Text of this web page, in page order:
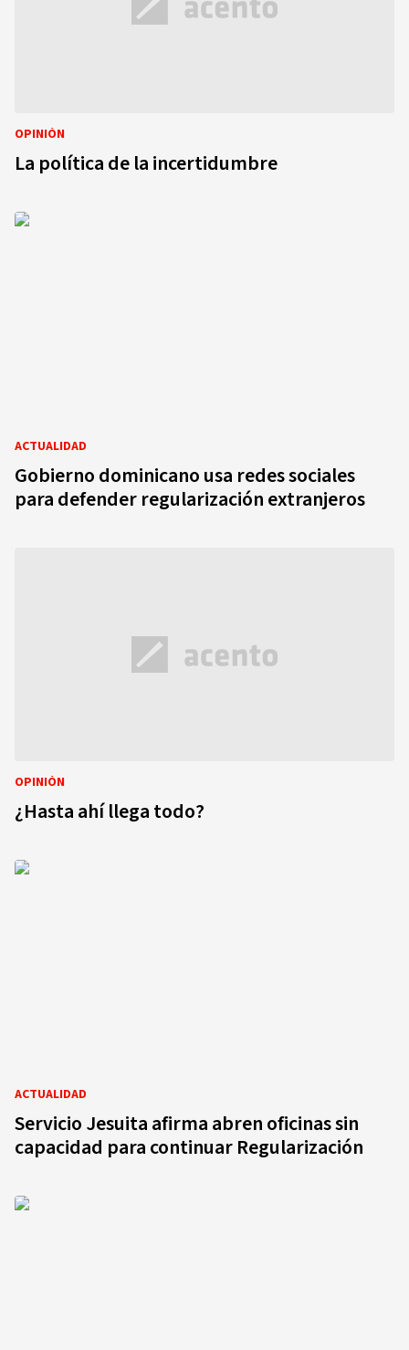
OPINIÓN
La política de la incertidumbre
ACTUALIDAD
Gobierno dominicano usa redes sociales
para defender regularización extranjeros
OPINIÓN
¿Hasta ahí llega todo?
ACTUALIDAD
Servicio Jesuita afirma abren oficinas sin
capacidad para continuar Regularización